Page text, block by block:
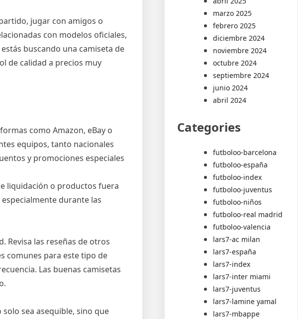
jugar con amigos o
con modelos oficiales,
buscando una camiseta de
de calidad a precios muy
como Amazon, eBay o
equipos, tanto nacionales
y promociones especiales
liquidación o productos fuera
durante las
Revisa las reseñas de otros
comunes para este tipo de
Las buenas camisetas
sea asequible, sino que
marzo 2025
febrero 2025
diciembre 2024
noviembre 2024
octubre 2024
septiembre 2024
junio 2024
abril 2024
Categories
futboloo-barcelona
futboloo-españa
futboloo-index
futboloo-juventus
futboloo-niños
futboloo-real madrid
futboloo-valencia
lars7-ac milan
lars7-españa
lars7-index
lars7-inter miami
lars7-juventus
lars7-lamine yamal
lars7-mbappe